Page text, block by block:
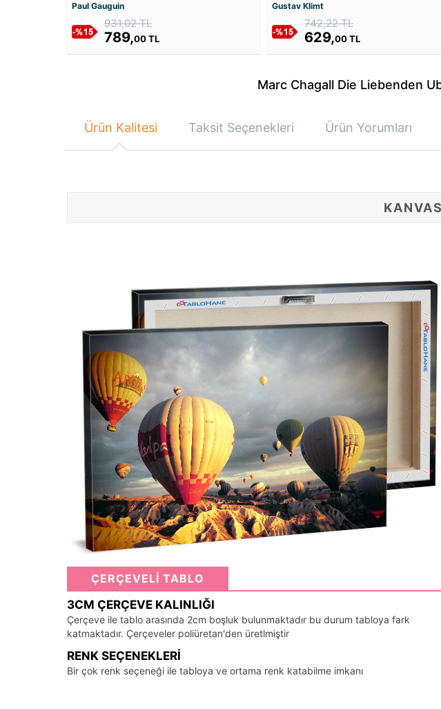
Paul Gauguin
931,02 TL
789,00 TL
Gustav Klimt
742,22 TL
629,00 TL
Marc Chagall Die Liebenden
Ürün Kalitesi Taksit Seçenekleri Ürün Yorumları
ÇERÇEVELİ TABLO
3CM ÇERÇEVE KALINLIĞI
Çerçeve ile tablo arasında 2cm boşluk bulunmaktadır bu durum tabloya fark
katmaktadır. Çerçeveler poliüretan'den üretlmiştir
RENK SEÇENEKLERI
Bir çok renk seçeneği ile tabloya ve ortama renk katabilme imkanı